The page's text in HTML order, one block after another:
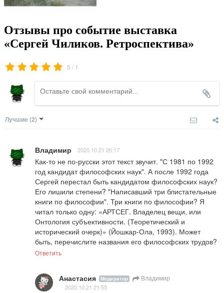
Отзывы про событие выставка
«Сергей Чиликов. Ретроспектива»
5 / 1
Лучшие (2)
Владимир 2020.10.21 20:17
Как-то не по-русски этот текст звучит. "С 1981 по 1992
год кандидат философских наук". А после 1992 года
Сергей перестал быть кандидатом философских наук?
Его лишили степени? "Написавший три блистательные
книги по философии". Три книги по философии? Я
читал только одну: «АРТСЕГ. Владелец вещи, или
Онтология субъективности. (Теоретический и
исторический очерк)» (Йошкар-Ола, 1993). Может
быть, перечислите названия его философских трудов?
Ответить
Анастасия Модератор Владимир
2020.10.21 21:55